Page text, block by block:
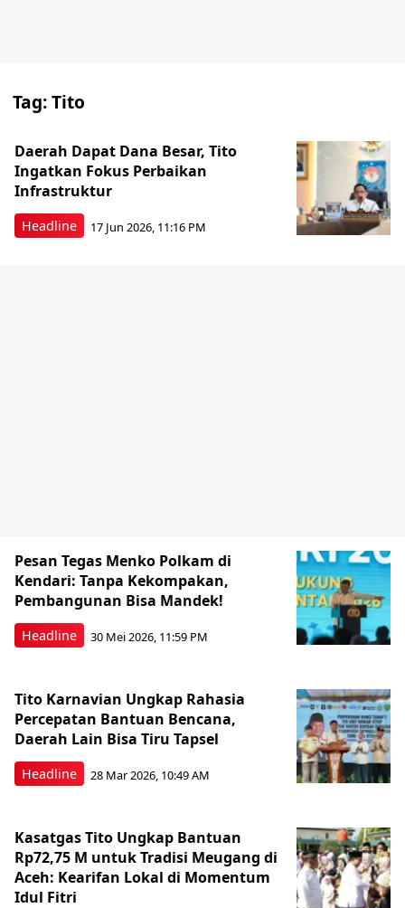
Tag:Tito
Headline
Daerah Dapat Dana Besar, Tito
Ingatkan Fokus Perbaikan
Infrastruktur
17 Jun 2026, 11:16 PM
Headline
Pesan Tegas Menko Polkam di
Kendari: Tanpa Kekompakan,
Pembangunan Bisa Mandek!
30 Mei 2026, 11:59 PM
Headline
Tito Karnavian Ungkap Rahasia
Percepatan Bantuan Bencana,
Daerah Lain Bisa Tiru Tapsel
28 Mar 2026, 10:49 AM
Kasatgas Tito Ungkap Bantuan
Rp72,75 M untuk Tradisi Meugang di
Aceh: Kearifan Lokal di Momentum
Idul Fitri